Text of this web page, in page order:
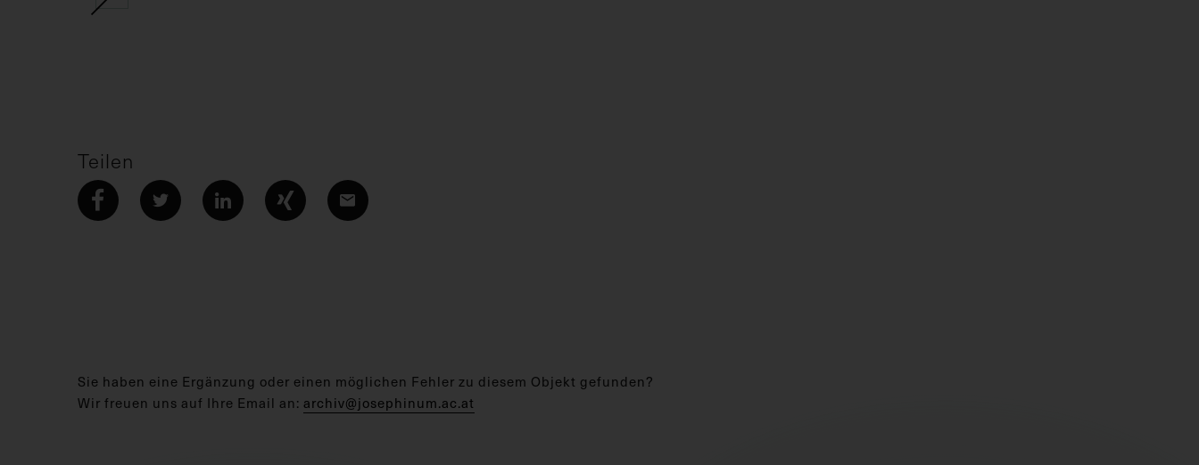
Teilen
Sie haben eine Ergänzung oder einen möglichen Fehler zu diesem Objekt gefunden?
Wir freuen uns auf Ihre Email an: archiv@josephinum.ac.at